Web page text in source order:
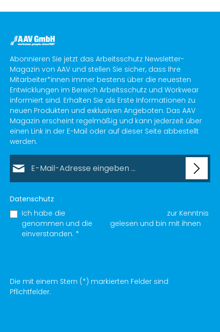
Abonnieren Sie jetzt das Arbeitsschutz Newsletter-
Magazin von AAV und stellen Sie sicher, dass Ihre
Mitarbeiter*innen immer bestens über die neuesten
Entwicklungen im Bereich Arbeitsschutz und Workwear
informiert sind. Erhalten Sie als Erste Informationen zu
neuen Produkten und exklusiven Angeboten. Das AAV
Magazin erscheint regelmäßig und kann jederzeit über
einen Link in der E-Mail oder auf dieser Seite abbestellt
werden.
Datenschutz
Ich habe die
zur Kenntnis
genommen und die
gelesen und bin mit ihnen
einverstanden. *
Die mit einem Stern (*) markierten Felder sind
Pflichtfelder.